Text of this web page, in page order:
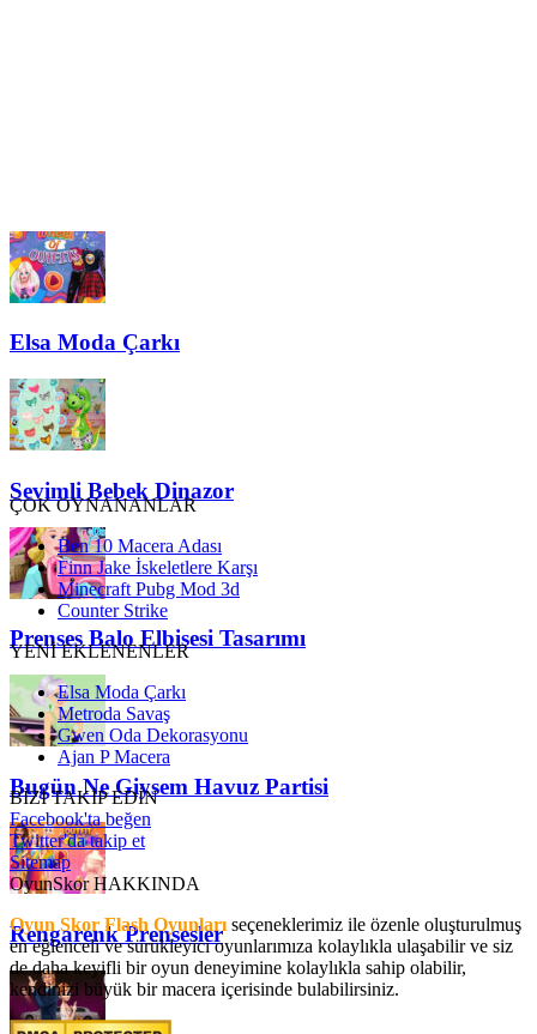
Elsa Moda Çarkı
Sevimli Bebek Dinazor
Prenses Balo Elbisesi Tasarımı
Bugün Ne Giysem Havuz Partisi
Rengarenk Prensesler
ÇOK OYNANANLAR
Ben 10 Macera Adası
Finn Jake İskeletlere Karşı
Minecraft Pubg Mod 3d
Counter Strike
YENİ EKLENENLER
Elsa Moda Çarkı
Metroda Savaş
Gwen Oda Dekorasyonu
Ajan P Macera
BİZİ TAKİP EDİN
Facebook'ta beğen
Twitter'da takip et
Sitemap
OyunSkor HAKKINDA
Oyun Skor Flash Oyunları seçeneklerimiz ile özenle oluşturulmuş
en eğlenceli ve sürükleyici oyunlarımıza kolaylıkla ulaşabilir ve siz
de daha keyifli bir oyun deneyimine kolaylıkla sahip olabilir,
kendinizi büyük bir macera içerisinde bulabilirsiniz.